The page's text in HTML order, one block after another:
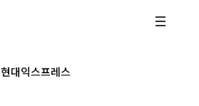
현대익스프레스